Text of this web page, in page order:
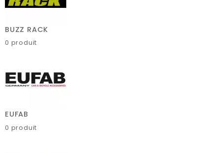
BUZZ RACK
0 produit
EUFAB
0 produit